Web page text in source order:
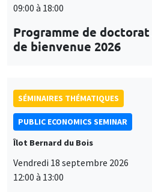
09:00 à 18:00
Programme de doctorat
de bienvenue 2026
SÉMINAIRES THÉMATIQUES
PUBLIC ECONOMICS SEMINAR
Îlot Bernard du Bois
Vendredi 18 septembre 2026
12:00 à 13:00